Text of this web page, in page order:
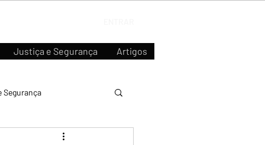
Justiça e Segurança Artigos
Segurança